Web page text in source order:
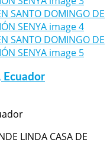
Ecuador
LINDA CASA DE